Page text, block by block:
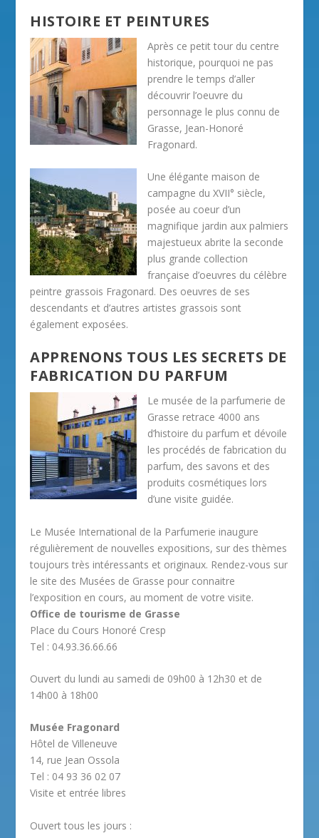
HISTOIRE ET PEINTURES
Après ce petit tour du centre
historique, pourquoi ne pas
prendre le temps d’aller
découvrir l’oeuvre du
personnage le plus connu de
Grasse, Jean-Honoré
Fragonard.
Une élégante maison de
campagne du XVII° siècle,
posée au coeur d’un
magnifique jardin aux palmiers
majestueux abrite la seconde
plus grande collection
française d’oeuvres du célèbre
peintre grassois Fragonard. Des oeuvres de ses
descendants et d’autres artistes grassois sont
également exposées.
APPRENONS TOUS LES SECRETS DE
FABRICATION DU PARFUM
Le musée de la parfumerie de
Grasse retrace 4000 ans
d’histoire du parfum et dévoile
les procédés de fabrication du
parfum, des savons et des
produits cosmétiques lors
d’une visite guidée.
Le Musée International de la Parfumerie inaugure
régulièrement de nouvelles expositions, sur des thèmes
toujours très intéressants et originaux. Rendez-vous sur
le site des Musées de Grasse pour connaitre
l’exposition en cours, au moment de votre visite.
Office de tourisme de Grasse
Place du Cours Honoré Cresp
Tel : 04.93.36.66.66
Ouvert du lundi au samedi de 09h00 à 12h30 et de
14h00 à 18h00
Musée Fragonard
Hôtel de Villeneuve
14, rue Jean Ossola
Tel : 04 93 36 02 07
Visite et entrée libres
Ouvert tous les jours :